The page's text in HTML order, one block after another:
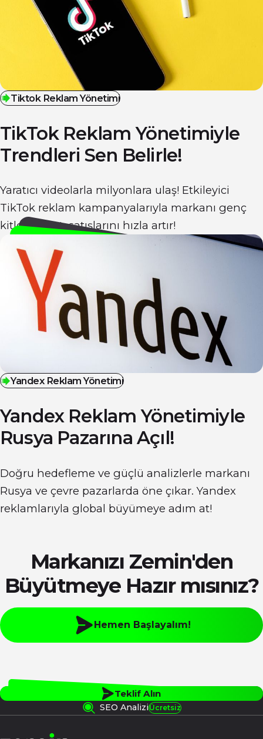
Tiktok Reklam Yönetimi
TikTok Reklam Yönetimiyle
Trendleri Sen Belirle!
Yaratıcı videolarla milyonlara ulaş! Etkileyici
TikTok reklam kampanyalarıyla markanı genç
kitleye tanıt, satışlarını hızla artır!
Yandex Reklam Yönetimi
Yandex Reklam Yönetimiyle
Rusya Pazarına Açıl!
Doğru hedefleme ve güçlü analizlerle markanı
Rusya ve çevre pazarlarda öne çıkar. Yandex
reklamlarıyla global büyümeye adım at!
Markanızı Zemin'den
Büyütmeye Hazır mısınız?
Hemen Başlayalım!
Teklif Alın
SEO AnaliziÜcretsiz